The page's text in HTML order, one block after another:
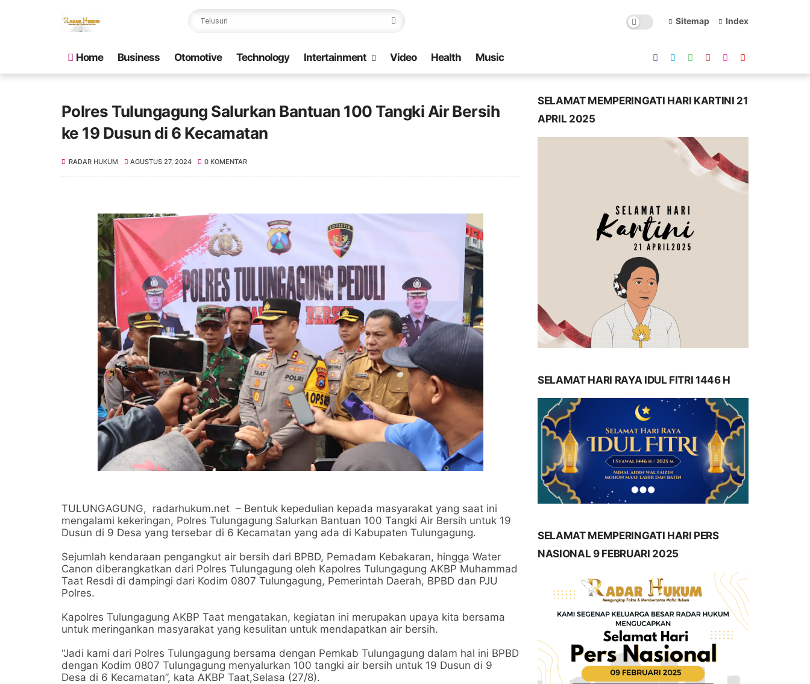
Sitemap Index
Home Business Otomotive Technology Intertainment Video Health Music
Polres Tulungagung Salurkan Bantuan 100 Tangki Air Bersih
ke 19 Dusun di 6 Kecamatan
RADAR HUKUM AGUSTUS 27, 2024 0 KOMENTAR
TULUNGAGUNG, radarhukum.net – Bentuk kepedulian kepada masyarakat yang saat ini
mengalami kekeringan, Polres Tulungagung Salurkan Bantuan 100 Tangki Air Bersih untuk 19
Dusun di 9 Desa yang tersebar di 6 Kecamatan yang ada di Kabupaten Tulungagung.
Sejumlah kendaraan pengangkut air bersih dari BPBD, Pemadam Kebakaran, hingga Water
Canon diberangkatkan dari Polres Tulungagung oleh Kapolres Tulungagung AKBP Muhammad
Taat Resdi di dampingi dari Kodim 0807 Tulungagung, Pemerintah Daerah, BPBD dan PJU
Polres.
Kapolres Tulungagung AKBP Taat mengatakan, kegiatan ini merupakan upaya kita bersama
untuk meringankan masyarakat yang kesulitan untuk mendapatkan air bersih.
“Jadi kami dari Polres Tulungagung bersama dengan Pemkab Tulungagung dalam hal ini BPBD
dengan Kodim 0807 Tulungagung menyalurkan 100 tangki air bersih untuk 19 Dusun di 9
Desa di 6 Kecamatan”, kata AKBP Taat,Selasa (27/8).
SELAMAT MEMPERINGATI HARI KARTINI 21
APRIL 2025
SELAMAT HARI RAYA IDUL FITRI 1446 H
SELAMAT MEMPERINGATI HARI PERS
NASIONAL 9 FEBRUARI 2025